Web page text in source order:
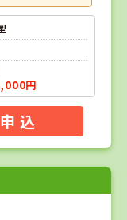
円
申 込